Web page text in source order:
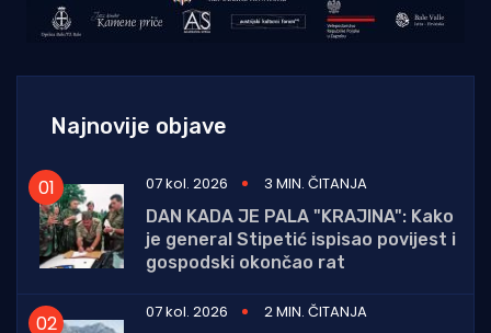
Najnovije objave
07 kol. 2026
3 MIN. ČITANJA
DAN KADA JE PALA "KRAJINA": Kako
je general Stipetić ispisao povijest i
gospodski okončao rat
07 kol. 2026
2 MIN. ČITANJA